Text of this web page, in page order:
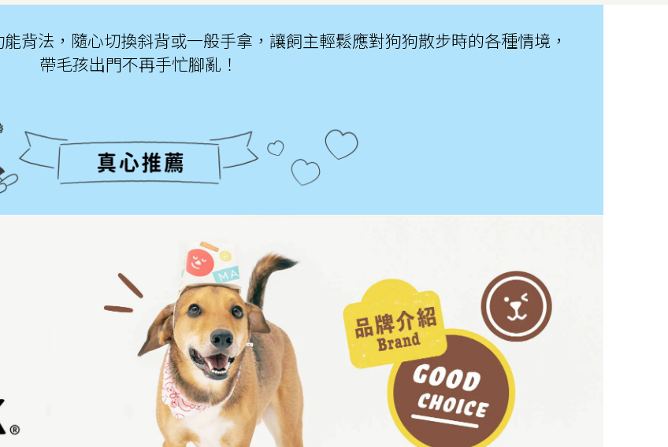
能背法，隨心切換斜背或一般手拿，讓飼主輕鬆應對狗狗散步時的各種情境，
帶毛孩出門不再手忙腳亂！